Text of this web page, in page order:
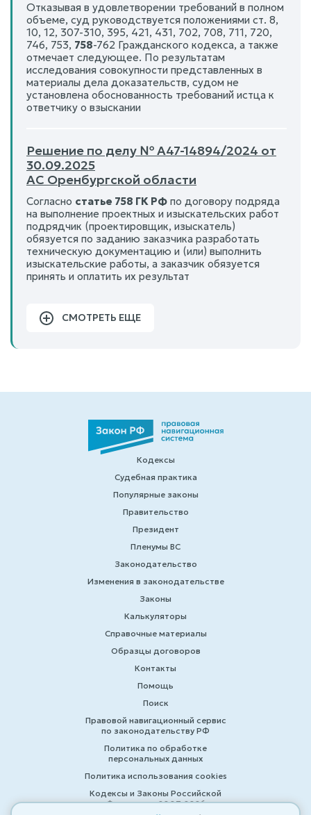
Отказывая в удовлетворении требований в полном
объеме, суд руководствуется положениями ст. 8,
10, 12, 307-310, 395, 421, 431, 702, 708, 711, 720,
746, 753, 758-762 Гражданского кодекса, а также
отмечает следующее. По результатам
исследования совокупности представленных в
материалы дела доказательств, судом не
установлена обоснованность требований истца к
ответчику о взыскании
Решение по делу № А47-14894/2024 от
30.09.2025
АС Оренбургской области
Согласно статье 758 ГК РФ по договору подряда
на выполнение проектных и изыскательских работ
подрядчик (проектировщик, изыскатель)
обязуется по заданию заказчика разработать
техническую документацию и (или) выполнить
изыскательские работы, а заказчик обязуется
принять и оплатить их результат
СМОТРЕТЬ ЕЩЕ
Кодексы
Судебная практика
Популярные законы
Правительство
Президент
Пленумы ВС
Законодательство
Изменения в законодательстве
Законы
Калькуляторы
Справочные материалы
Образцы договоров
Контакты
Помощь
Поиск
Правовой навигационный сервис
по законодательству РФ
Политика по обработке
персональных данных
Политика использования cookies
Кодексы и Законы Российской
Федерации 2007-2026